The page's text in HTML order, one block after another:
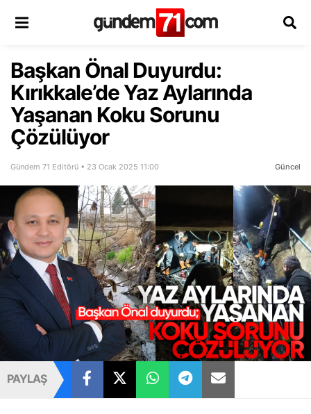
Başkan Önal Duyurdu:
Kırıkkale’de Yaz Aylarında
Yaşanan Koku Sorunu
Çözülüyor
Gündem 71 Editörü • 23 Ocak 2025 11:00 Güncel
PAYLAŞ